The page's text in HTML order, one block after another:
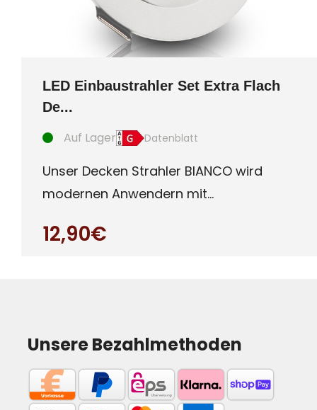
LED Einbaustrahler Set Extra Flach
De...
Auf Lager Datenblatt
Unser Decken Strahler BIANCO wird
modernen Anwendern mit
flaches (c
12,90€
Unsere Bezahlmethoden